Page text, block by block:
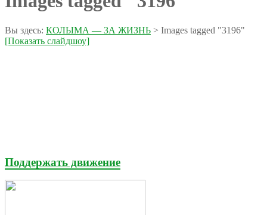
Вы здесь: КОЛЫМА — ЗА ЖИЗНЬ > Images tagged "3196"
[Показать слайдшоу]
Поддержать движение